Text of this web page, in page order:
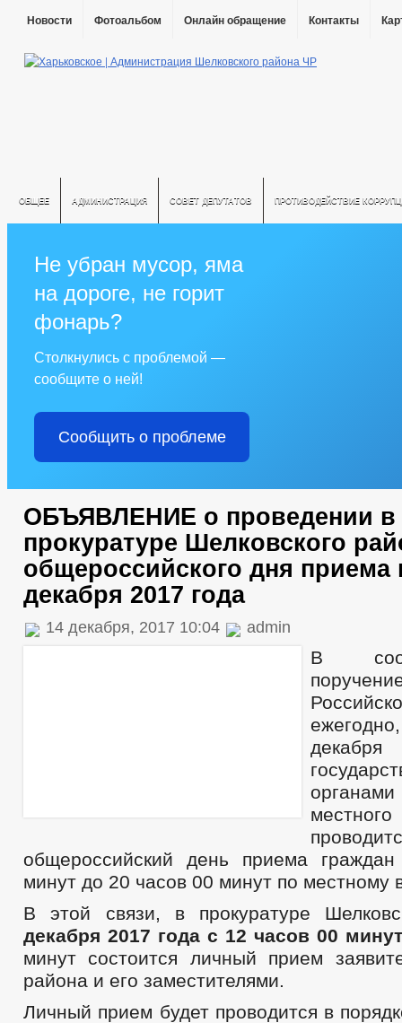
Новости Фотоальбом Онлайн обращение Контакты
ОБЩЕЕ АДМИНИСТРАЦИЯ СОВЕТ ДЕПУТАТОВ ПРОТИВОДЕЙСТВИЕ
Не убран мусор, яма
на дороге, не горит
фонарь?
Столкнулись с проблемой —
сообщите о ней!
Сообщить о проблеме
ОБЪЯВЛЕНИЕ о проведении в
прокуратуре Шелковского
общероссийского дня приема
декабря 2017 года
14 декабря, 2017 10:04 admin
В
общероссийский день приема
минут до 20 часов 00 минут по местному
В этой связи, в прокуратуре
декабря 2017 года с 12 часов 00
минут состоится личный прием
района и его заместителями.
Личный прием будет проводится в